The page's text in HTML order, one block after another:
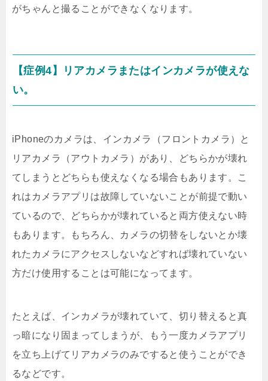
がちゃんと撮ることができなくなります。
【症例4】リアカメラまたはインカメラが使えな
い。
iPhoneのカメラは、インカメラ（フロントカメラ）と
リアカメラ（アウトカメラ）があり、どちらかが壊れ
てしまうとどちらも使えなくなる場合もあります。こ
れはカメラアプリは故障していないことが前提で動い
ているので、どちらかが壊れていると両方使えない時
もあります。もちろん、カメラの切替をしないとか壊
れたカメラにアクセスしないなどすれば壊れていない
方だけ使用することは可能になってます。
たとえば、インカメラが壊れていて、切り替えると真
っ暗になり固まってしまうが、もう一度カメラアプリ
を立ち上げてリアカメラのみですると使うことができ
るなどです。